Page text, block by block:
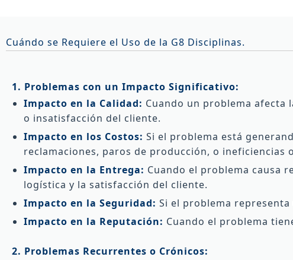
Cuándo se Requiere el Uso de la G8 Disciplinas.
1. Problemas con un Impacto Significativo:
Impacto en la Calidad: Cuando un problema afecta
o insatisfacción del cliente.
Impacto en los Costos: Si el problema está
reclamaciones, paros de producción, o ineficiencias
Impacto en la Entrega: Cuando el problema causa
logística y la satisfacción del cliente.
Impacto en la Seguridad: Si el problema
Impacto en la Reputación: Cuando el problema
2. Problemas Recurrentes o Crónicos: